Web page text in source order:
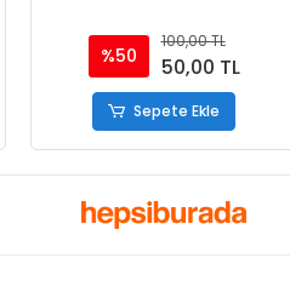
%50
100,00 TL
50,00 TL
Sepete Ekle